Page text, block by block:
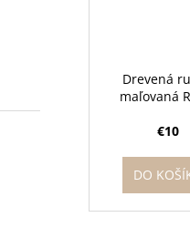
Drevená
maľovaná
€10
DO